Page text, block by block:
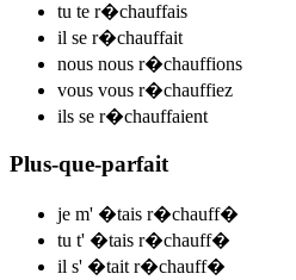
tu te r�chauffais
il se r�chauffait
nous nous r�chauffions
vous vous r�chauffiez
ils se r�chauffaient
Plus-que-parfait
je m' �tais r�chauff�
tu t' �tais r�chauff�
il s' �tait r�chauff�